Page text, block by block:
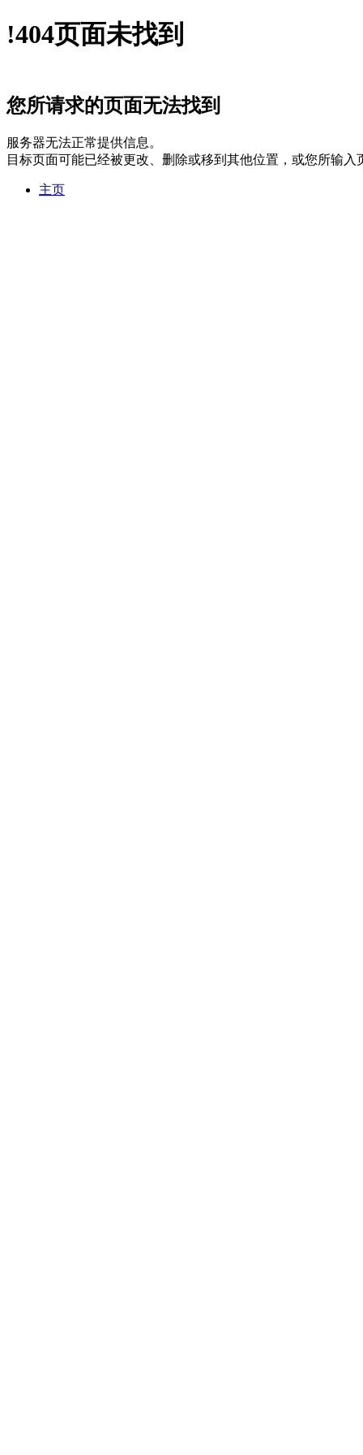
!404页面未找到
您所请求的页面无法找到
服务器无法正常提供信息。
目标页面可能已经被更改、删除或移到其他位置，或您所输入
主页